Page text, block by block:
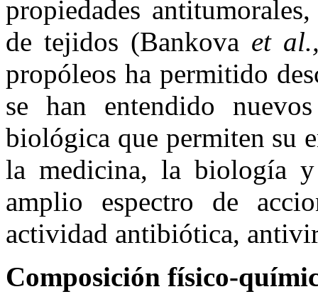
propiedades
de tejidos (Bankova et
propóleos ha permitido
se han entendido
biológica que permiten su
la medicina, la biología
amplio espectro de
actividad antibiótica,
Composición físico-